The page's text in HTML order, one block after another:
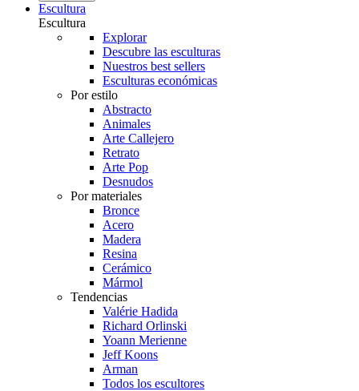
Escultura
Escultura
Explorar
Descubre las esculturas
Nuestros best sellers
Esculturas económicas
Por estilo
Abstracto
Animales
Arte Callejero
Retrato
Arte Pop
Desnudos
Por materiales
Bronce
Acero
Madera
Resina
Cerámico
Mármol
Tendencias
Valérie Hadida
Richard Orlinski
Yoann Merienne
Jeff Koons
Arman
Todos los escultores